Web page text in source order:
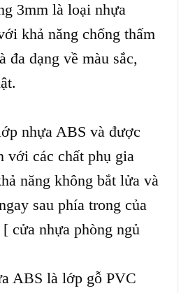
3mm là loại nhựa
khả năng chống thấm
đa dạng về màu sắc,
nhựa ABS và được
với các chất phụ gia
năng không bắt lửa và
sau phía trong của
cửa nhựa phòng ngủ
ABS là lớp gỗ PVC